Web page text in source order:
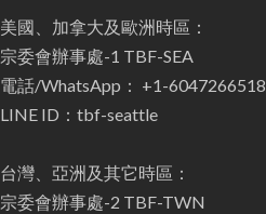
美國、加拿大及歐洲時區：
宗委會辦事處-1 TBF-SEA
電話/WhatsApp： +1-6047266518
LINE ID：tbf-seattle
台灣、亞洲及其它時區：
宗委會辦事處-2 TBF-TWN